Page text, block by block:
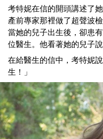
考特妮在信的開頭講述了
產前專家那裡做了超聲波
當她的兒子出生後，卻患
位醫生。他看著她的兒子
在給醫生的信中，考特妮
生！」